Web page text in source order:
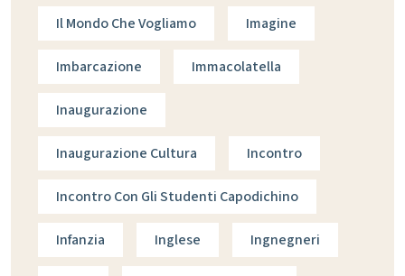
Il Mondo Che Vogliamo Imagine
Imbarcazione Immacolatella
Inaugurazione
Inaugurazione Cultura Incontro
Incontro Con Gli Studenti Capodichino
Infanzia Inglese Ingnegneri